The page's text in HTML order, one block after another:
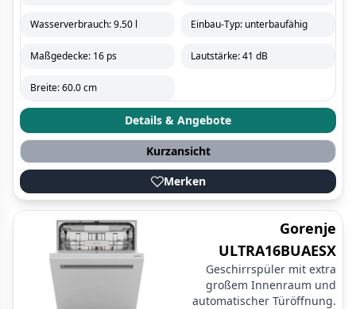
Wasserverbrauch: 9.50 l Einbau-Typ: unterbaufähig
Maßgedecke: 16 ps Lautstärke: 41 dB
Breite: 60.0 cm
Details & Angebote
Kurzansicht
Merken
Gorenje
ULTRA16BUAESX
Geschirrspüler mit extra
großem Innenraum und
automatischer Türöffnung.